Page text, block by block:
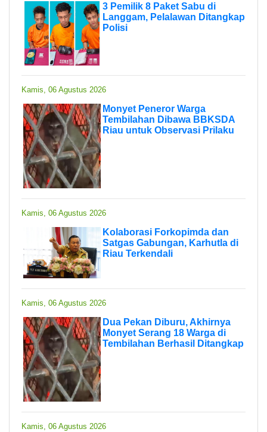
3 Pemilik 8 Paket Sabu di
Langgam, Pelalawan Ditangkap
Polisi
Kamis, 06 Agustus 2026
Monyet Peneror Warga
Tembilahan Dibawa BBKSDA
Riau untuk Observasi Prilaku
Kamis, 06 Agustus 2026
Kolaborasi Forkopimda dan
Satgas Gabungan, Karhutla di
Riau Terkendali
Kamis, 06 Agustus 2026
Dua Pekan Diburu, Akhirnya
Monyet Serang 18 Warga di
Tembilahan Berhasil Ditangkap
Kamis, 06 Agustus 2026